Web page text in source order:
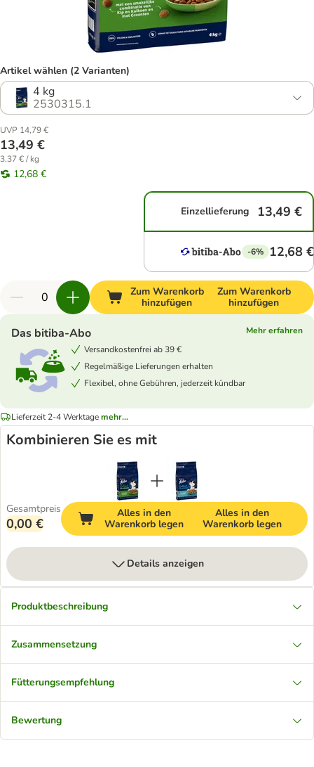
Artikel wählen (2 Varianten)
4 kg
2530315.1
UVP 14,79 €
13,49 €
3,37 € / kg
12,68 €
Einzellieferung 13,49 €
-6% 12,68 €
Zum Warenkorb
hinzufügen
Zum Warenkorb
hinzufügen
Das bitiba-Abo
Mehr erfahren
Versandkostenfrei ab 39 €
Regelmäßige Lieferungen erhalten
Flexibel, ohne Gebühren, jederzeit kündbar
Lieferzeit 2-4 Werktagemehr...
Kombinieren Sie es mit
Gesamtpreis
0,00 €
Alles in den
Warenkorb legen
Alles in den
Warenkorb legen
Details anzeigen
Produktbeschreibung
Zusammensetzung
Fütterungsempfehlung
Bewertung